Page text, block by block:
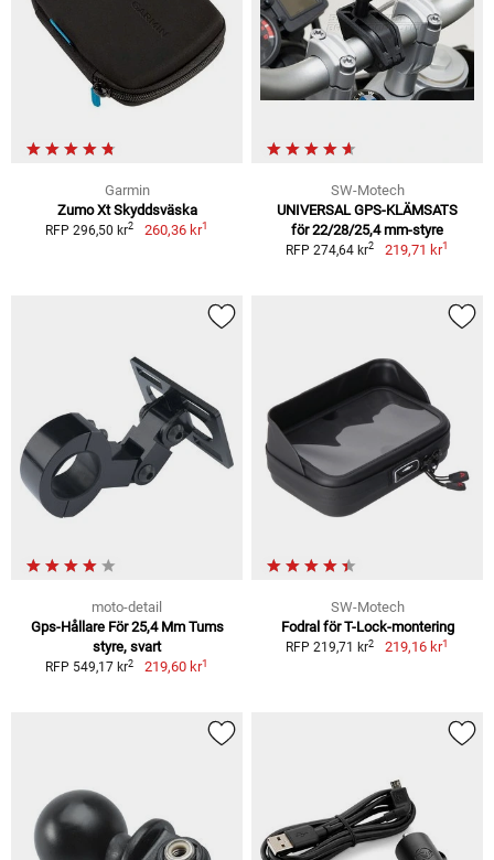
Garmin
Zumo Xt Skyddsväska
RFP 296,50 kr2 260,36 kr1
SW-Motech
UNIVERSAL GPS-KLÄMSATS
för 22/28/25,4 mm-styre
RFP 274,64 kr2 219,71 kr1
moto-detail
Gps-Hållare För 25,4 Mm Tums
styre, svart
RFP 549,17 kr2 219,60 kr1
SW-Motech
Fodral för T-Lock-montering
RFP 219,71 kr2 219,16 kr1